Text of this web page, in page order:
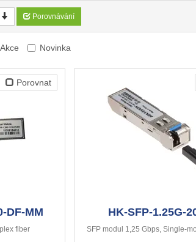
Porovnávání
Akce Novinka
Porovnat
DF-MM
fiber
HK-SFP-1.25G-
SFP modul 1,25 Gbps, Single-